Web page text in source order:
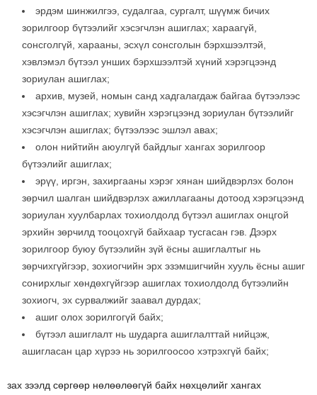
эрдэм шинжилгээ, судалгаа, сургалт, шүүмж бичих
зорилгоор бүтээлийг хэсэгчлэн ашиглах; хараагүй,
сонсголгүй, харааны, эсхүл сонсголын бэрхшээлтэй,
хэвлэмэл бүтээл унших бэрхшээлтэй хүний хэрэгцээнд
зориулан ашиглах;
архив, музей, номын санд хадгалагдаж байгаа бүтээлээс
хэсэгчлэн ашиглах; хувийн хэрэгцээнд зориулан бүтээлийг
хэсэгчлэн ашиглах; бүтээлээс эшлэл авах;
олон нийтийн аюулгүй байдлыг хангах зорилгоор
бүтээлийг ашиглах;
эрүү, иргэн, захиргааны хэрэг хянан шийдвэрлэх болон
зөрчил шалган шийдвэрлэх ажиллагааны дотоод хэрэгцээнд
зориулан хуулбарлах тохиолдолд бүтээл ашиглах онцгой
эрхийн зөрчилд тооцохгүй байхаар тусгасан гэв. Дээрх
зорилгоор буюу бүтээлийн зүй ёсны ашиглалтыг нь
зөрчихгүйгээр, зохиогчийн эрх эзэмшигчийн хууль ёсны ашиг
сонирхлыг хөндөхгүйгээр ашиглах тохиолдолд бүтээлийн
зохиогч, эх сурвалжийг заавал дурдах;
ашиг олох зорилгогүй байх;
бүтээл ашиглалт нь шударга ашиглалттай нийцэж,
ашигласан цар хүрээ нь зорилгоосоо хэтрэхгүй байх;
зах зээлд сөргөөр нөлөөлөөгүй байх нөхцөлийг хангах